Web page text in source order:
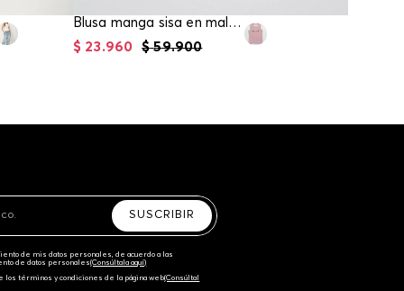
Blusa manga sisa en malla para niña
$ 59.900
$ 23.960
SUSCRIBIR
de mis datos personales, de acuerdo a las
de datos personales‎(Consúltala aquí)
los términos y condiciones de la página web‎(Consúltal